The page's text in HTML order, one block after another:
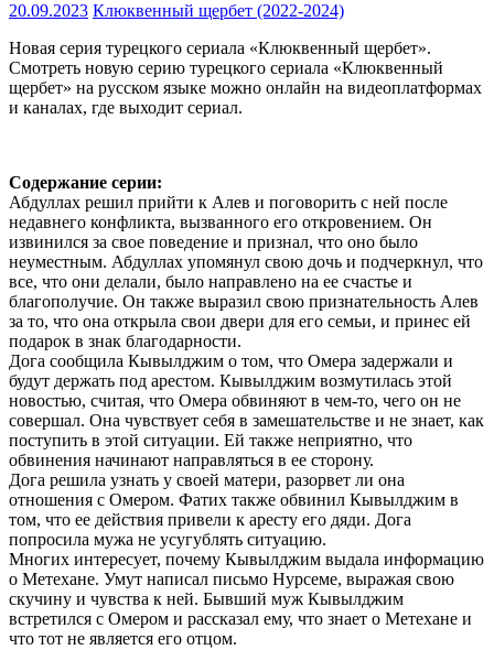
20.09.2023 Клюквенный щербет (2022-2024)
Новая серия турецкого сериала «Клюквенный щербет».
Смотреть новую серию турецкого сериала «Клюквенный
щербет» на русском языке можно онлайн на видеоплатформах
и каналах, где выходит сериал.
Содержание серии:
Абдуллах решил прийти к Алев и поговорить с ней после
недавнего конфликта, вызванного его откровением. Он
извинился за свое поведение и признал, что оно было
неуместным. Абдуллах упомянул свою дочь и подчеркнул, что
все, что они делали, было направлено на ее счастье и
благополучие. Он также выразил свою признательность Алев
за то, что она открыла свои двери для его семьи, и принес ей
подарок в знак благодарности.
Дога сообщила Кывылджим о том, что Омера задержали и
будут держать под арестом. Кывылджим возмутилась этой
новостью, считая, что Омера обвиняют в чем-то, чего он не
совершал. Она чувствует себя в замешательстве и не знает, как
поступить в этой ситуации. Ей также неприятно, что
обвинения начинают направляться в ее сторону.
Дога решила узнать у своей матери, разорвет ли она
отношения с Омером. Фатих также обвинил Кывылджим в
том, что ее действия привели к аресту его дяди. Дога
попросила мужа не усугублять ситуацию.
Многих интересует, почему Кывылджим выдала информацию
о Метехане. Умут написал письмо Нурсеме, выражая свою
скучину и чувства к ней. Бывший муж Кывылджим
встретился с Омером и рассказал ему, что знает о Метехане и
что тот не является его отцом.